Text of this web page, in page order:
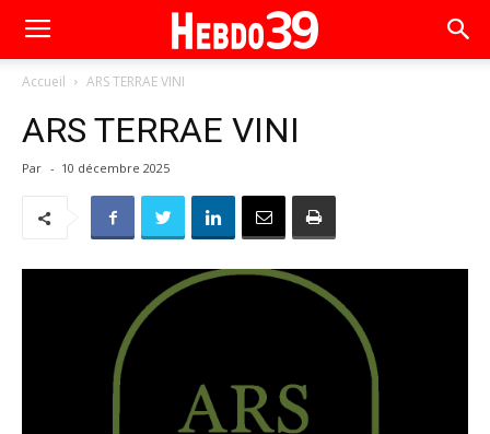
Accueil ARS TERRAE VINI
ARS TERRAE VINI
Par - 10 décembre 2025